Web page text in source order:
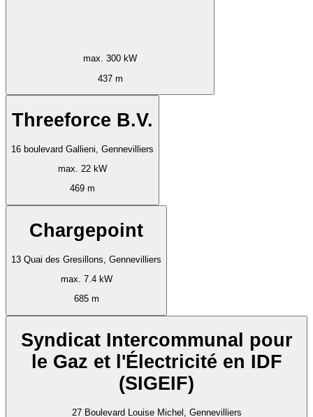
max. 300 kW
437 m
Threeforce B.V.
16 boulevard Gallieni, Gennevilliers
max. 22 kW
469 m
Chargepoint
13 Quai des Gresillons, Gennevilliers
max. 7.4 kW
685 m
Syndicat Intercommunal pour
le Gaz et l'Électricité en IDF
(SIGEIF)
27 Boulevard Louise Michel, Gennevilliers